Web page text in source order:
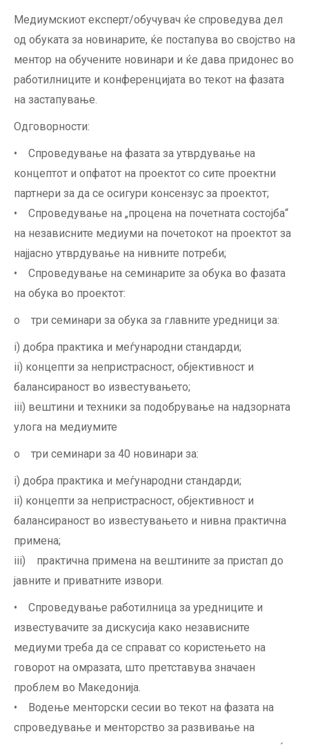
Медиумскиот експерт/обучувач ќе спроведува дел
од обуката за новинарите, ќе постапува во својство на
ментор на обучените новинари и ќе дава придонес во
работилниците и конференцијата во текот на фазата
на застапување.
Одговорности:
• Спроведување на фазата за утврдување на
концептот и опфатот на проектот со сите проектни
партнери за да се осигури консензус за проектот;
• Спроведување на „процена на почетната состојба“
на независните медиуми на почетокот на проектот за
најјасно утврдување на нивните потреби;
• Спроведување на семинарите за обука во фазата
на обука во проектот:
o три семинари за обука за главните уредници за:
i) добра практика и меѓународни стандарди;
ii) концепти за непристрасност, објективност и
балансираност во известувањето;
iii) вештини и техники за подобрување на надзорната
улога на медиумите
o три семинари за 40 новинари за:
i) добра практика и меѓународни стандарди;
ii) концепти за непристрасност, објективност и
балансираност во известувањето и нивна практична
примена;
iii) практична примена на вештините за пристап до
јавните и приватните извори.
• Спроведување работилница за уредниците и
известувачите за дискусија како независните
медиуми треба да се справат со користењето на
говорот на омразата, што претставува значаен
проблем во Македонија.
• Водење менторски сесии во текот на фазата на
спроведување и менторство за развивање на